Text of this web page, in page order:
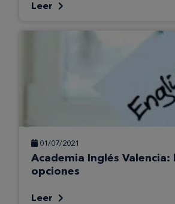
Leer
01/07/2021
Academia Inglés Valencia:
opciones
Leer